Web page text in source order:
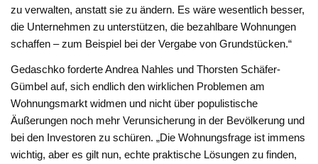
zu verwalten, anstatt sie zu ändern. Es wäre wesentlich besser,
die Unternehmen zu unterstützen, die bezahlbare Wohnungen
schaffen – zum Beispiel bei der Vergabe von Grundstücken.“
Gedaschko forderte Andrea Nahles und Thorsten Schäfer-
Gümbel auf, sich endlich den wirklichen Problemen am
Wohnungsmarkt widmen und nicht über populistische
Äußerungen noch mehr Verunsicherung in der Bevölkerung und
bei den Investoren zu schüren. „Die Wohnungsfrage ist immens
wichtig, aber es gilt nun, echte praktische Lösungen zu finden,